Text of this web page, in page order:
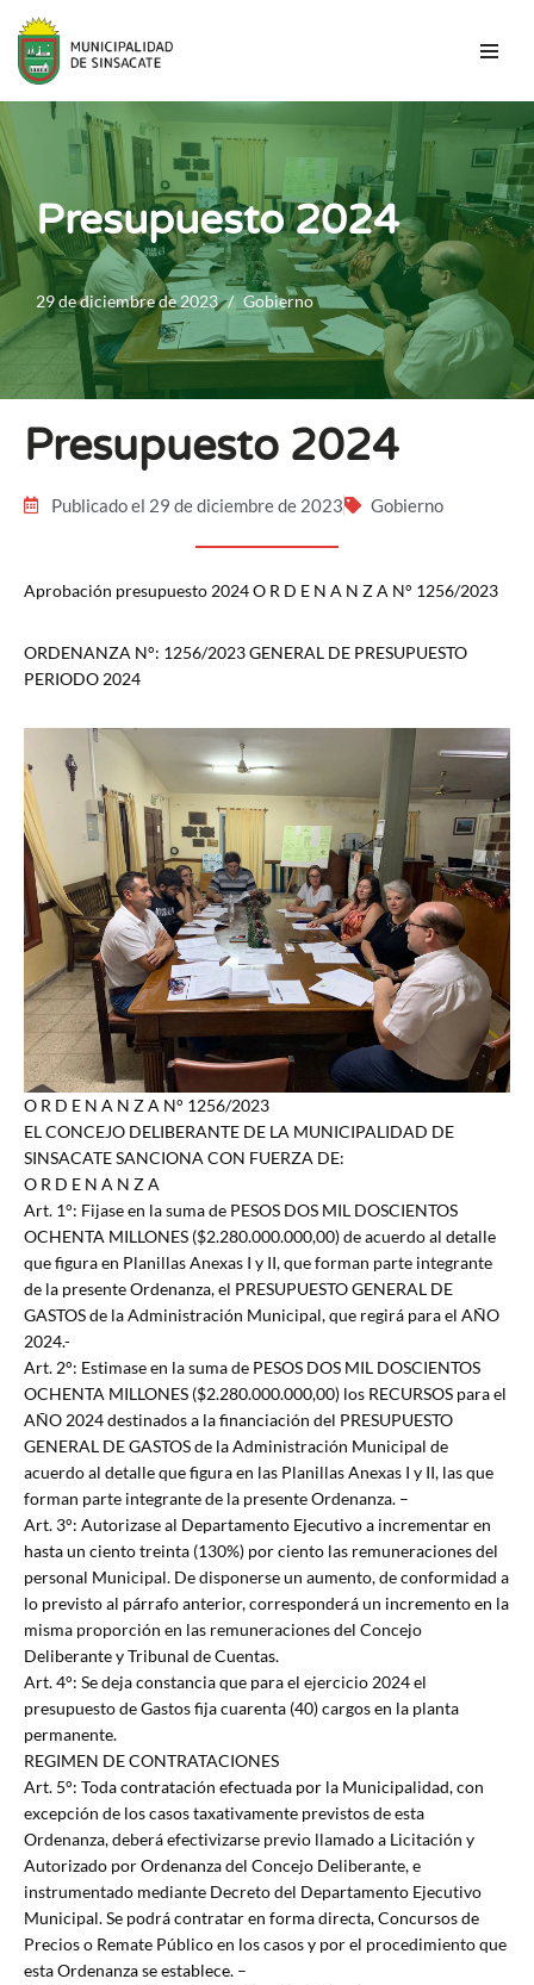
Saltar
contenido
Presupuesto 2024
29 de diciembre de 2023 Gobierno
Presupuesto 2024
Publicado el 29 de diciembre de 2023 Gobierno
Aprobación presupuesto 2024 O R D E N A N Z A N° 1256/2023
ORDENANZA N°: 1256/2023 GENERAL DE PRESUPUESTO
PERIODO 2024
O R D E N A N Z A N° 1256/2023
EL CONCEJO DELIBERANTE DE LA MUNICIPALIDAD DE
SINSACATE SANCIONA CON FUERZA DE:
O R D E N A N Z A
Art. 1°: Fijase en la suma de PESOS DOS MIL DOSCIENTOS
OCHENTA MILLONES ($2.280.000.000,00) de acuerdo al detalle
que figura en Planillas Anexas I y II, que forman parte integrante
de la presente Ordenanza, el PRESUPUESTO GENERAL DE
GASTOS de la Administración Municipal, que regirá para el AÑO
2024.-
Art. 2°: Estimase en la suma de PESOS DOS MIL DOSCIENTOS
OCHENTA MILLONES ($2.280.000.000,00) los RECURSOS para el
AÑO 2024 destinados a la financiación del PRESUPUESTO
GENERAL DE GASTOS de la Administración Municipal de
acuerdo al detalle que figura en las Planillas Anexas I y II, las que
forman parte integrante de la presente Ordenanza. –
Art. 3°: Autorizase al Departamento Ejecutivo a incrementar en
hasta un ciento treinta (130%) por ciento las remuneraciones del
personal Municipal. De disponerse un aumento, de conformidad a
lo previsto al párrafo anterior, corresponderá un incremento en la
misma proporción en las remuneraciones del Concejo
Deliberante y Tribunal de Cuentas.
Art. 4°: Se deja constancia que para el ejercicio 2024 el
presupuesto de Gastos fija cuarenta (40) cargos en la planta
permanente.
REGIMEN DE CONTRATACIONES
Art. 5°: Toda contratación efectuada por la Municipalidad, con
excepción de los casos taxativamente previstos de esta
Ordenanza, deberá efectivizarse previo llamado a Licitación y
Autorizado por Ordenanza del Concejo Deliberante, e
instrumentado mediante Decreto del Departamento Ejecutivo
Municipal. Se podrá contratar en forma directa, Concursos de
Precios o Remate Público en los casos y por el procedimiento que
esta Ordenanza se establece. –